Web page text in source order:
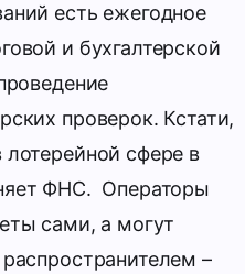
есть ежегодное
и бухгалтерской
проверок. Кстати,
сфере в
ФНС. Операторы
сами, а могут
–